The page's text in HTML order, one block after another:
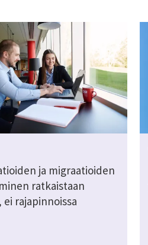
ja migraatioiden
ratkaistaan
ei rajapinnoissa